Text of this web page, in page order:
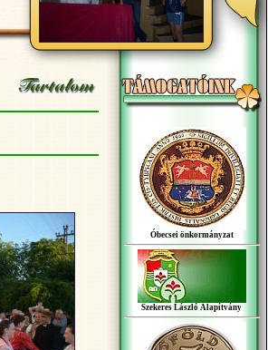
Óbecsei önkormányzat
Szekeres László Alapítvány